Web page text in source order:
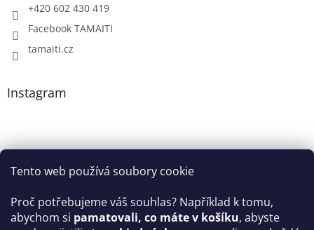
Tento web používá soubory cookie
Proč potřebujeme váš souhlas? Například k tomu,
abychom si pamatovali, co máte v košíku, abyste
+420 602 430 419
Facebook TAMAITI
tamaiti.cz
Instagram